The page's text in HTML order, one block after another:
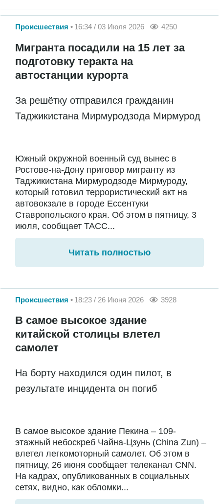
Происшествия 16:34 / 03 Июля 2026 4250
Мигранта посадили на 15 лет за
подготовку теракта на
автостанции курорта
За решётку отправился гражданин
Таджикистана Мирмуродзода Мирмурод
Южный окружной военный суд вынес в
Ростове-на-Дону приговор мигранту из
Таджикистана Мирмуродзоде Мирмуроду,
который готовил террористический акт на
автовокзале в городе Ессентуки
Ставропольского края. Об этом в пятницу, 3
июля, сообщает ТАСС...
Читать полностью
Происшествия 18:23 / 26 Июня 2026 3928
В самое высокое здание
китайской столицы влетел
самолет
На борту находился один пилот, в
результате инцидента он погиб
В самое высокое здание Пекина – 109-
этажный небоскреб Чайна-Цзунь (China Zun) –
влетел легкомоторный самолет. Об этом в
пятницу, 26 июня сообщает телеканал CNN.
На кадрах, опубликованных в социальных
сетях, видно, как обломки...